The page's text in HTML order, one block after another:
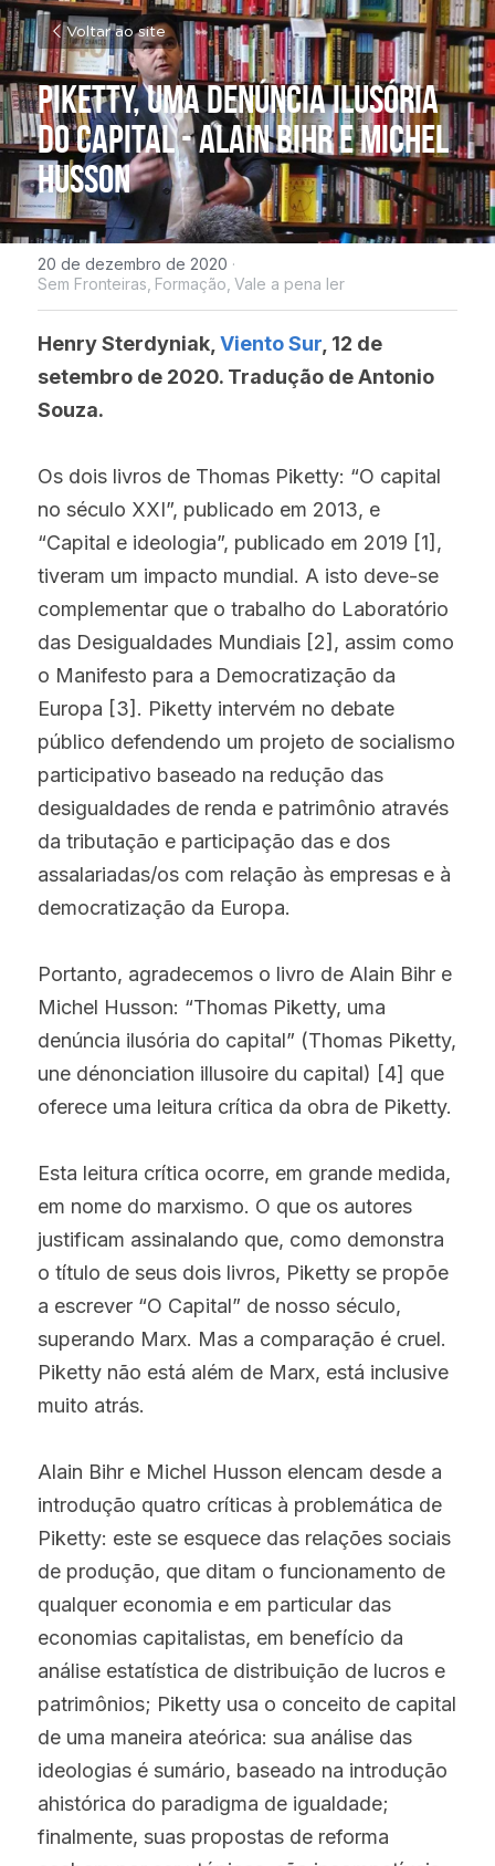
Voltar ao site
Piketty, uma denúncia ilusória
do capital - Alain Bihr e Michel
Husson
20 de dezembro de 2020 ·
Sem Fronteiras, Formação, Vale a pena ler
Henry Sterdyniak, Viento Sur , 12 de
setembro de 2020. Tradução de Antonio
Souza.
Os dois livros de Thomas Piketty: “O capital
no século XXI”, publicado em 2013, e
“Capital e ideologia”, publicado em 2019 [1],
tiveram um impacto mundial. A isto deve-se
complementar que o trabalho do Laboratório
das Desigualdades Mundiais [2], assim como
o Manifesto para a Democratização da
Europa [3]. Piketty intervém no debate
público defendendo um projeto de socialismo
participativo baseado na redução das
desigualdades de renda e patrimônio através
da tributação e participação das e dos
assalariadas/os com relação às empresas e à
democratização da Europa.
Portanto, agradecemos o livro de Alain Bihr e
Michel Husson: “Thomas Piketty, uma
denúncia ilusória do capital” (Thomas Piketty,
une dénonciation illusoire du capital) [4] que
oferece uma leitura crítica da obra de Piketty.
Esta leitura crítica ocorre, em grande medida,
em nome do marxismo. O que os autores
justificam assinalando que, como demonstra
o título de seus dois livros, Piketty se propõe
a escrever “O Capital” de nosso século,
superando Marx. Mas a comparação é cruel.
Piketty não está além de Marx, está inclusive
muito atrás.
Alain Bihr e Michel Husson elencam desde a
introdução quatro críticas à problemática de
Piketty: este se esquece das relações sociais
de produção, que ditam o funcionamento de
qualquer economia e em particular das
economias capitalistas, em benefício da
análise estatística de distribuição de lucros e
patrimônios; Piketty usa o conceito de capital
de uma maneira ateórica: sua análise das
ideologias é sumário, baseado na introdução
ahistórica do paradigma de igualdade;
finalmente, suas propostas de reforma